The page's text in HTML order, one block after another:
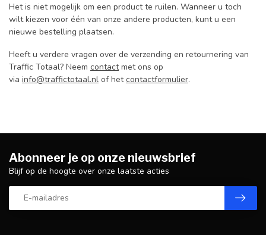
Het is niet mogelijk om een product te ruilen. Wanneer u toch
wilt kiezen voor één van onze andere producten, kunt u een
nieuwe bestelling plaatsen.
Heeft u verdere vragen over de verzending en retournering van
Traffic Totaal? Neem contactmet ons op
via info@traffictotaal.nl of hetcontactformulier.
Abonneer je op onze nieuwsbrief
Blijf op de hoogte over onze laatste acties